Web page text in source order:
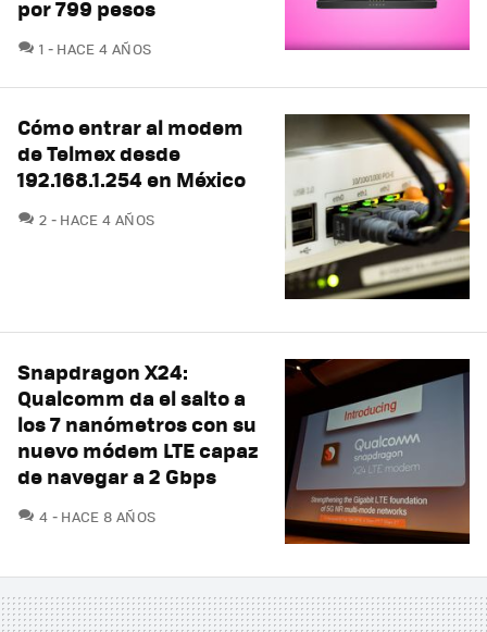
por 799 pesos
1 COMENTARIOS
HACE 4 AÑOS
Cómo entrar al modem
de Telmex desde
192.168.1.254 en México
2 COMENTARIOS
HACE 4 AÑOS
Snapdragon X24:
Qualcomm da el salto a
los 7 nanómetros con su
nuevo módem LTE capaz
de navegar a 2 Gbps
4 COMENTARIOS
HACE 8 AÑOS